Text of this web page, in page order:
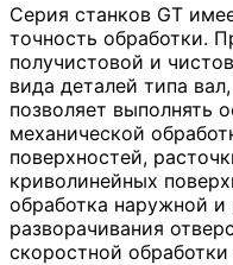
Серия станков GT
точность обработки.
получистовой и
вида деталей типа
позволяет выполнять
механической
поверхностей,
криволинейных
обработка наружной и
разворачивания
скоростной